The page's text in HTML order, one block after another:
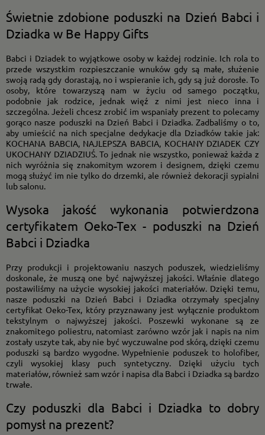
Świetnie zdobione poduszki na Dzień Babci i
Dziadka w Be Happy Gifts
Babci i Dziadek to wyjątkowe osoby w każdej rodzinie. Ich rola to
przede wszystkim rozpieszczanie wnuków gdy są małe, służenie
swoją radą gdy dorastają, no i wspieranie ich, gdy są już dorosłe. To
osoby, które towarzyszą nam w życiu od samego początku,
podobnie jak rodzice, jednak więź z nimi jest nieco inna i
szczególna. Jeżeli chcesz zrobić im wspaniały prezent to polecamy
gorąco nasze poduszki na Dzień Babci i Dziadka. Zadbaliśmy o to,
aby umieścić na nich specjalne dedykacje dla Dziadków takie jak:
KOCHANA BABCIA, NAJLEPSZA BABCIA, KOCHANY DZIADEK CZY
UKOCHANY DZIADZIUŚ. To jednak nie wszystko, ponieważ każda z
nich wyróżnia się znakomitym wzorem i designem, dzięki czemu
mogą służyć im nie tylko do drzemki, ale również dekoracji sypialni
lub salonu.
Wysoka jakość wykonania potwierdzona
certyfikatem Oeko-Tex - poduszki na Dzień
Babci i Dziadka
Przy produkcji i projektowaniu naszych poduszek, wiedzieliśmy
doskonale, że muszą one być najwyższej jakości. Właśnie dlatego
postawiliśmy na użycie wysokiej jakości materiałów. Dzięki temu,
nasze poduszki na Dzień Babci i Dziadka otrzymały specjalny
certyfikat Oeko-Tex, który przyznawany jest wyłącznie produktom
tekstylnym o najwyższej jakości. Poszewki wykonane są ze
znakomitego poliestru, natomiast zarówno wzór jak i napis na nim
zostały uszyte tak, aby nie być wyczuwalne pod skórą, dzięki czemu
poduszki są bardzo wygodne. Wypełnienie poduszek to holofiber,
czyli wysokiej klasy puch syntetyczny. Dzięki użyciu tych
materiałów, również sam wzór i napisa dla Babci i Dziadka są bardzo
trwałe.
Czy poduszki dla Babci i Dziadka to dobry
pomysł na prezent?